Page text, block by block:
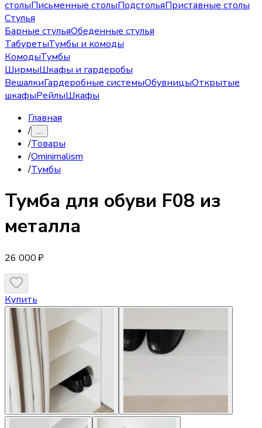
столыПисьменные столыПодстольяПриставные столы
Стулья
Барные стульяОбеденные стулья
ТабуретыТумбы и комоды
КомодыТумбы
ШирмыШкафы и гардеробы
ВешалкиГардеробные системыОбувницыОткрытые
шкафыРейлыШкафы
Главная
/ …
/Товары
/Ominimalism
/Тумбы
Тумба для обуви F08 из
металла
26 000 ₽
Купить